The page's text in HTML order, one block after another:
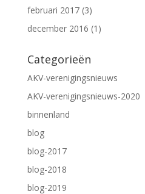
februari 2017(3)
december 2016 (1)
Categorieën
AKV-verenigingsnieuws
AKV-verenigingsnieuws-2020
binnenland
blog
blog-2017
blog-2018
blog-2019